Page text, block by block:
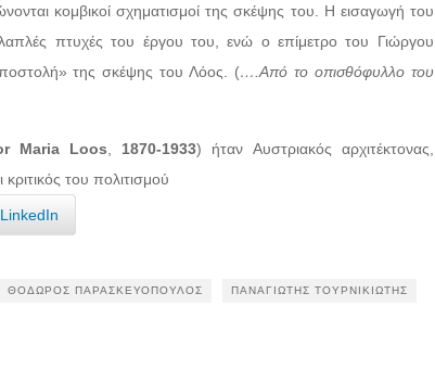
κομβικοί σχηματισμοί της σκέψης του. Η εισαγωγή του
πτυχές του έργου του, ενώ ο επίμετρο του Γιώργου
της σκέψης του Λόος. (….Από το οπισθόφυλλο του
Maria Loos 1870-1933) ήταν Αυστριακός αρχιτέκτονας,
του πολιτισμού
LinkedIn
ΘΌΔΩΡΟΣ ΠΑΡΑΣΚΕΥΌΠΟΥΛΟΣ ΠΑΝΑΓΙΏΤΗΣ ΤΟΥΡΝΙΚΙΏΤΗΣ